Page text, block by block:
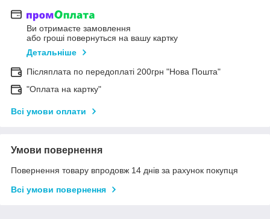
Ви отримаєте замовлення
або гроші повернуться на вашу картку
Детальніше
Післяплата по передоплаті 200грн "Нова Пошта"
"Оплата на картку"
Всі умови оплати
Умови повернення
Повернення товару впродовж 14 днів за рахунок покупця
Всі умови повернення